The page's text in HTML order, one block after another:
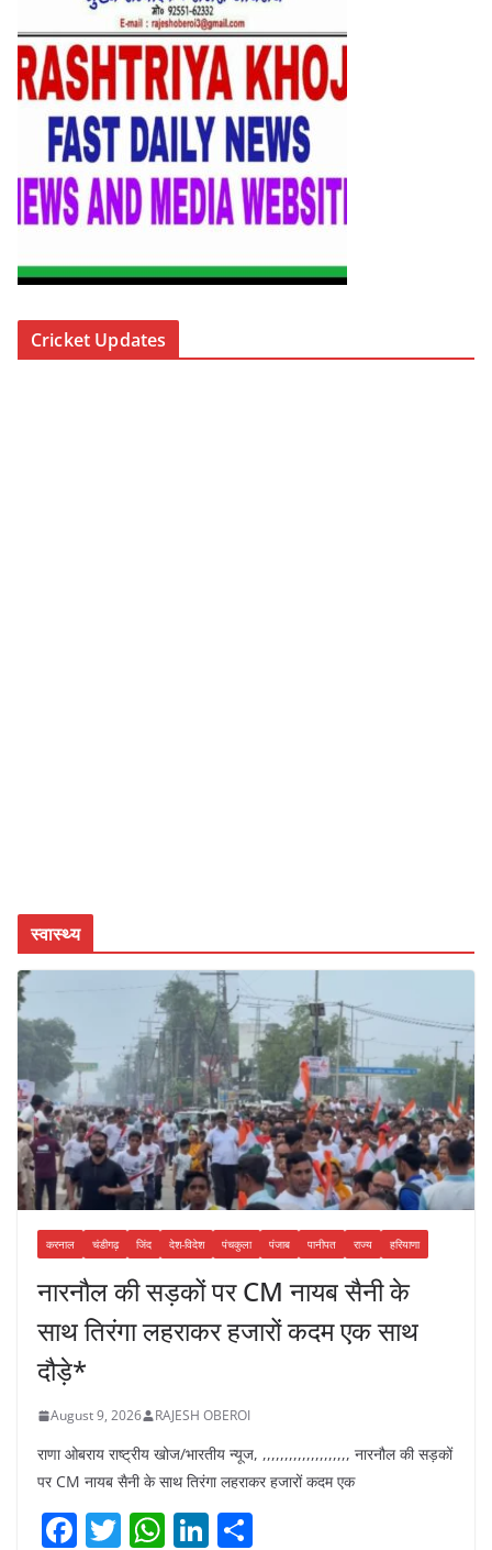
Cricket Updates
स्वास्थ्य
करनाल चंडीगढ़ जिंद देश-विदेश पंचकुला पंजाब पानीपत राज्य हरियाणा
नारनौल की सड़कों पर CM नायब सैनी के
साथ तिरंगा लहराकर हजारों कदम एक साथ
दौड़े*
August 9, 2026 RAJESH OBEROI
राणा ओबराय राष्ट्रीय खोज/भारतीय न्यूज, ,,,,,,,,,,,,,,,,,,,, नारनौल की सड़कों
पर CM नायब सैनी के साथ तिरंगा लहराकर हजारों कदम एक
F T W Li